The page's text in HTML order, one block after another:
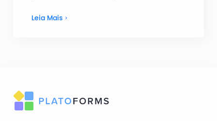
Leia Mais